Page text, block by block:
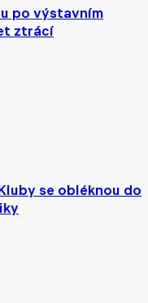
po výstavním
ztrácí
se obléknou do